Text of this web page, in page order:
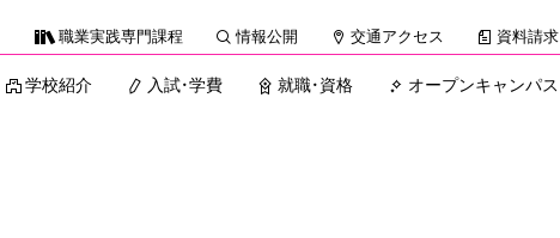
職業実践専門課程 情報公開 交通アクセス 資料請求
学校紹介 入試・学費 就職・資格 オープンキャンパス